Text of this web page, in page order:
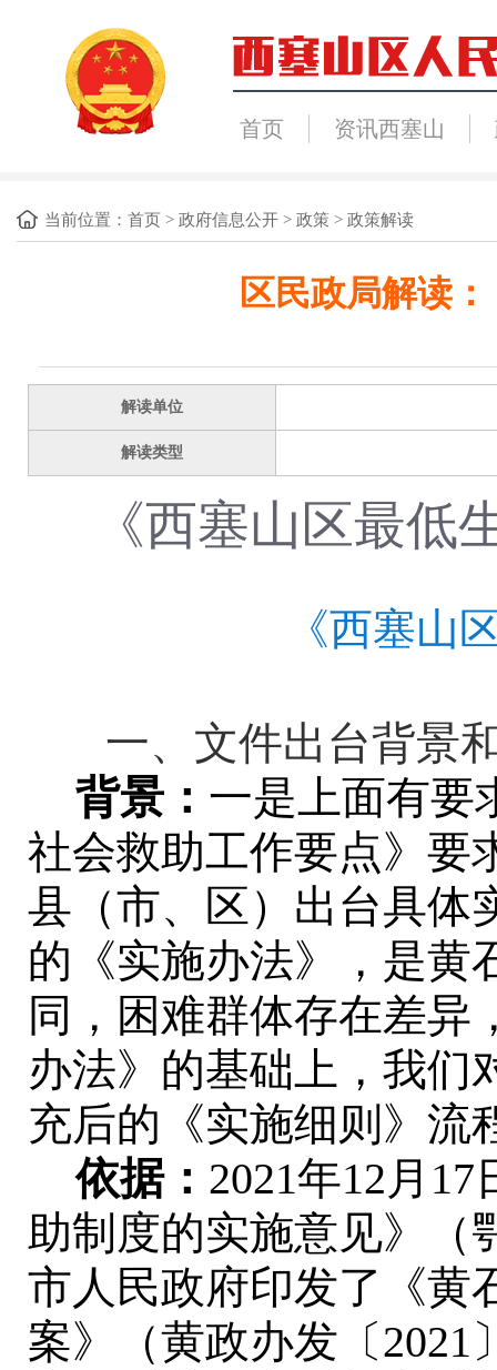
首页 资讯西塞山
当前位置： 首页 > 政府信息公开 > 政策 > 政策解读
区民政局解读
解读单位
解读类型
《西塞山区最
《西塞山
一、文件出台背景
背景： 一是上面有要
社会救助工作要点》要
县（市、区）出台具体
的《实施办法》，是黄
同，困难群体存在差异
办法》的基础上，我们
充后的《实施细则》流
依据： 2021年12月 17
助制度的实施意见》（
市人民政府印发了《黄
案》（黄政办发 〔2021